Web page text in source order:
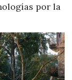
por la